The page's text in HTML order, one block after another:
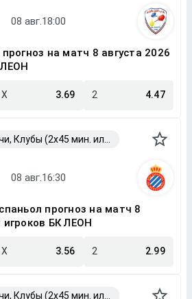
на матч 8 августа 2026
ЛЕОН
X 3.69 2 4.47
прогноз на матч 8
игроков БК ЛЕОН
X 3.56 2 2.99